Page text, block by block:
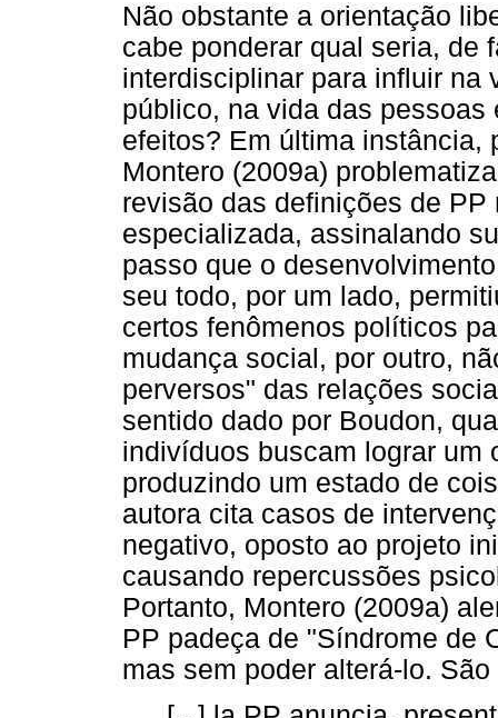
Não obstante a orientação
cabe ponderar qual seria, de
interdisciplinar para influir na
público, na vida das
efeitos? Em última instância,
Montero (2009a)
revisão das definições de
especializada, assinalando
passo que o
seu todo, por um lado,
certos fenômenos políticos
mudança social, por outro,
perversos" das relações
sentido dado por Boudon,
indivíduos buscam lograr um
produzindo um estado de
autora cita casos de
negativo, oposto ao projeto
causando repercussões
Portanto, Montero (2009a)
PP padeça de "Síndrome de
mas sem poder alterá-lo.